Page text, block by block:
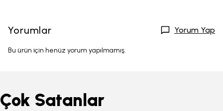
Yorumlar Yorum Yap
Bu ürün için henüz yorum yapılmamış.
Çok Satanlar